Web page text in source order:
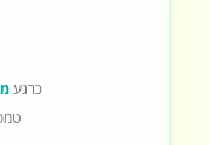
כרגע